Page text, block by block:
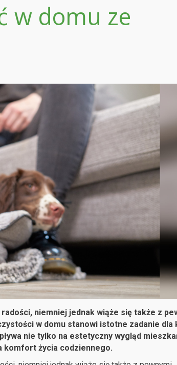
w domu ze
niemniej jednak wiąże się także z
w domu stanowi istotne zadanie dla
nie tylko na estetyczny wygląd
komfort życia codziennego.